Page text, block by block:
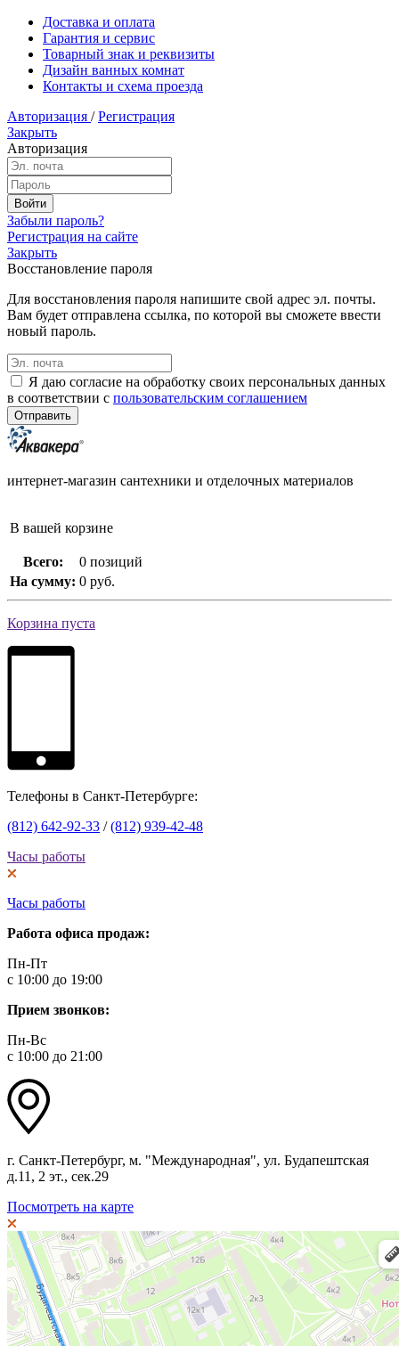
Доставка и оплата
Гарантия и сервис
Товарный знак и реквизиты
Дизайн ванных комнат
Контакты и схема проезда
Авторизация / Регистрация
Закрыть
Авторизация
Забыли пароль?
Регистрация на сайте
Закрыть
Восстановление пароля
Для восстановления пароля напишите свой адрес эл. почты.
Вам будет отправлена ссылка, по которой вы сможете ввести
новый пароль.
Я даю согласие на обработку своих персональных данных
в соответствии с пользовательским соглашением
интернет-магазин сантехники и отделочных материалов
В вашей корзине
Всего:
0 позиций
На сумму: 0 руб.
Корзина пуста
Телефоны в Санкт-Петербурге:
(812) 642-92-33 /(812) 939-42-48
Часы работы
Часы работы
Работа офиса продаж:
Пн-Пт
с 10:00 до 19:00
Прием звонков:
Пн-Вс
с 10:00 до 21:00
г. Санкт-Петербург, м. "Международная", ул. Будапештская
д.11, 2 эт., сек.29
Посмотреть на карте